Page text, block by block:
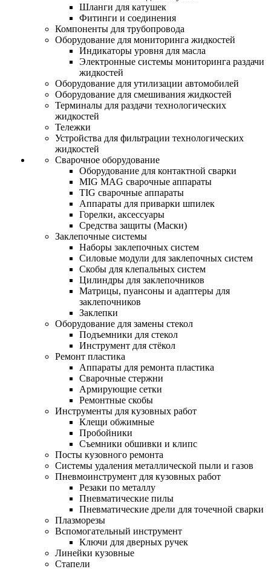
Шланги для катушек
Фитинги и соединения
Компоненты для трубопровода
Оборудование для мониторинга жидкостей
Индикаторы уровня для масла
Электронные системы мониторинга раздачи
жидкостей
Оборудование для утилизации автомобилей
Оборудование для смешивания жидкостей
Терминалы для раздачи технологических
жидкостей
Тележки
Устройства для фильтрации технологических
жидкостей
Сварочное оборудование
Оборудование для контактной сварки
MIG MAG сварочные аппараты
TIG сварочные аппараты
Аппараты для приварки шпилек
Горелки, аксессуары
Средства защиты (Маски)
Заклепочные системы
Наборы заклепочных систем
Силовые модули для заклепочных систем
Скобы для клепальных систем
Цилиндры для заклепочников
Матрицы, пуансоны и адаптеры для
заклепочников
Заклепки
Оборудование для замены стекол
Подъемники для стекол
Инструмент для стёкол
Ремонт пластика
Аппараты для ремонта пластика
Сварочные стержни
Армирующие сетки
Ремонтные скобы
Инструменты для кузовных работ
Клещи обжимные
Пробойники
Съемники обшивки и клипс
Посты кузовного ремонта
Системы удаления металлической пыли и газов
Пневмоинструмент для кузовных работ
Резаки по металлу
Пневматические пилы
Пневматические дрели для точечной сварки
Плазморезы
Вспомогательный инструмент
Ключи для дверных ручек
Линейки кузовные
Стапели